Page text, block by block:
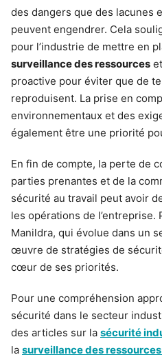
des dangers que des lacunes
peuvent engendrer. Cela
pour l’industrie de mettre en
surveillance des ressources
proactive pour éviter que de
reproduisent. La prise en
environnementaux et des
également être une priorité
En fin de compte, la perte de
parties prenantes et de la
sécurité au travail peut avoir
les opérations de
Manildra, qui évolue dans un
œuvre de stratégies de
cœur de ses priorités.
Pour une compréhension
sécurité dans le secteur
des articles sur la sécurité
la surveillance des